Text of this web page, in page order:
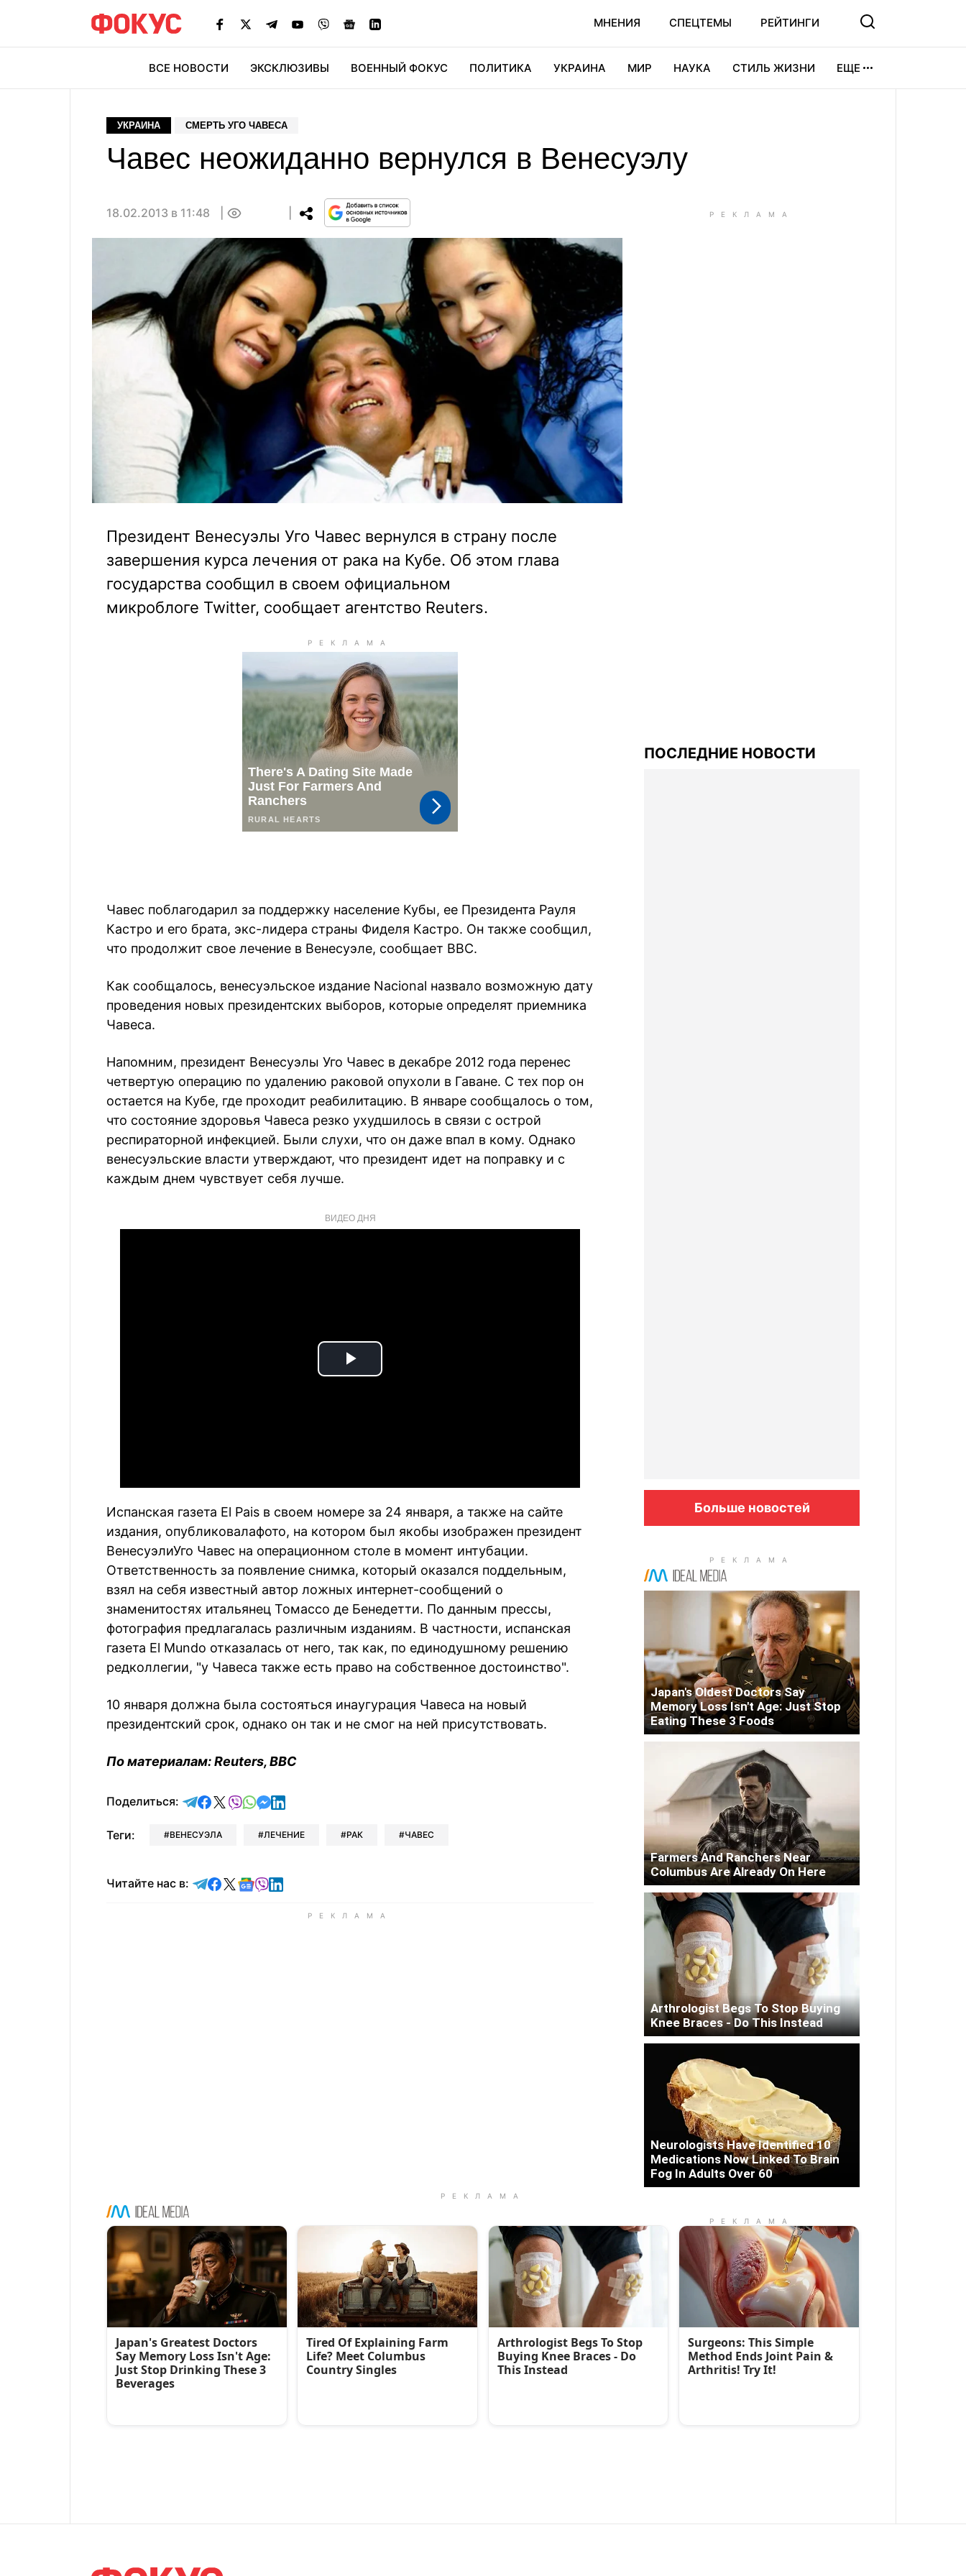
МНЕНИЯ СПЕЦТЕМЫ РЕЙТИНГИ
ВСЕ НОВОСТИ ЭКСКЛЮЗИВЫ ВОЕННЫЙ ФОКУС ПОЛИТИКА УКРАИНА МИР НАУКА СТИЛЬ ЖИЗНИ ЕЩЕ
УКРАИНА СМЕРТЬ УГО ЧАВЕСА
Чавес неожиданно вернулся в Венесуэлу
18.02.2013 в 11:48
Президент Венесуэлы Уго Чавес вернулся в страну после
завершения курса лечения от рака на Кубе. Об этом глава
государства сообщил в своем официальном
микроблоге Twitter, сообщает агентство Reuters.
Чавес поблагодарил за поддержку население Кубы, ее Президента Рауля
Кастро и его брата, экс-лидера страны Фиделя Кастро. Он также сообщил,
что продолжит свое лечение в Венесуэле, сообщает BBC.
Как сообщалось, венесуэльское издание Nacional назвало возможную дату
проведения новых президентских выборов, которые определят приемника
Чавеса.
Напомним, президент Венесуэлы Уго Чавес в декабре 2012 года перенес
четвертую операцию по удалению раковой опухоли в Гаване. С тех пор он
остается на Кубе, где проходит реабилитацию. В январе сообщалось о том,
что состояние здоровья Чавеса резко ухудшилось в связи с острой
респираторной инфекцией. Были слухи, что он даже впал в кому. Однако
венесуэльские власти утверждают, что президент идет на поправку и с
каждым днем чувствует себя лучше.
ВИДЕО ДНЯ
Play
Испанская газета El Pais в своем номере за 24 января, а также на сайте
издания, опубликовалафото, на котором был якобы изображен президент
ВенесуэлиУго Чавес на операционном столе в момент интубации.
Ответственность за появление снимка, который оказался поддельным,
взял на себя известный автор ложных интернет-сообщений о
знаменитостях итальянец Томассо де Бенедетти. По данным прессы,
фотография предлагалась различным изданиям. В частности, испанская
газета El Mundo отказалась от него, так как, по единодушному решению
редколлегии, "у Чавеса также есть право на собственное достоинство".
10 января должна была состояться инаугурация Чавеса на новый
президентский срок, однако он так и не смог на ней присутствовать.
По материалам: Reuters, BBC
Поделиться: отправить в Telegram
поделиться в Facebook
поделиться в X
отправить в Viber
отправить в Whatsapp
отправить в Messenger
отправить в LinkedIn
Теги: ВЕНЕСУЭЛА ЛЕЧЕНИЕ РАК ЧАВЕС
Читайте нас в: Читайте в Telegram
Читайте в Facebook
Читайте в X
Читайте в Google news
Читайте в Viber
Читайте в LinkedIn
ПОСЛЕДНИЕ НОВОСТИ
Больше новостей